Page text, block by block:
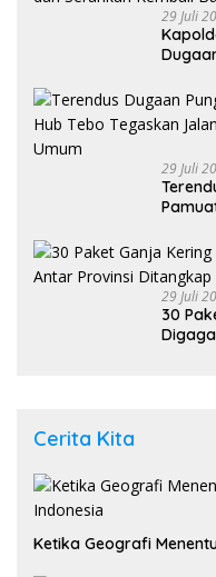
29 Juli
29 Juli
Umum
29 Juli
30
Cerita Kita
Ketika Geografi